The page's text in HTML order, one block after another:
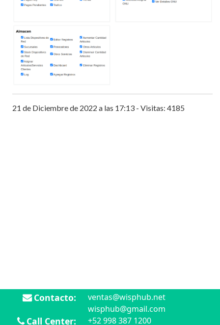
21 de Diciembre de 2022 a las 17:13 - Visitas: 4185
Contacto:
ventas@wisphub.net
wisphub@gmail.com
Call Center: +52 998 387 1200